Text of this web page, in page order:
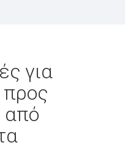
για
προς
από